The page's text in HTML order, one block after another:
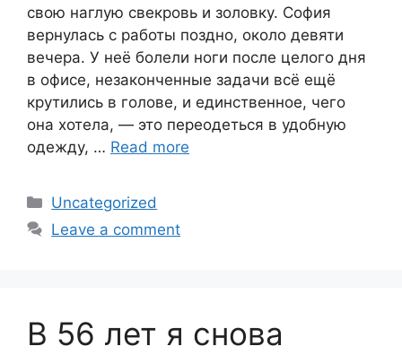
свою наглую свекровь и золовку. София
вернулась с работы поздно, около девяти
вечера. У неё болели ноги после целого дня
в офисе, незаконченные задачи всё ещё
крутились в голове, и единственное, чего
она хотела, — это переодеться в удобную
одежду, … Read more
Categories
Uncategorized
Leave a comment
В 56 лет я снова